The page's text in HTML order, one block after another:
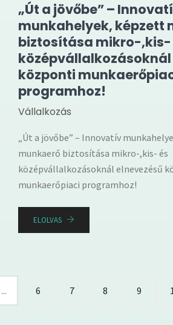
„Út a jövőbe” –
munkahelyek, képzett
biztosítása mikro-,kis-
középvállalkozásoknál
központi
programhoz!
Vállalkozás
„Út a jövőbe” – Innovatív
munkaerő biztosítása mikro-,kis- és
középvállalkozásoknál elnevezésű
munkaerőpiaci programhoz!
ELOLVAS
... 6 7 8 9